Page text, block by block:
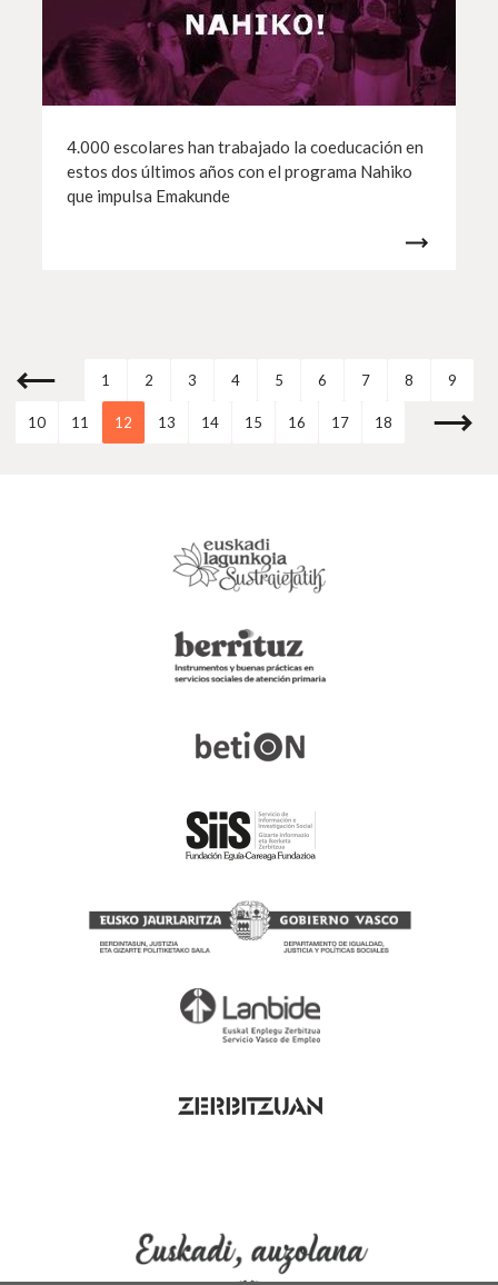
4.000 escolares han trabajado la coeducación en
estos dos últimos años con el programa Nahiko
que impulsa Emakunde
1 2 3 4 5 6 7 8 9
10 11 12 13 14 15 16 17 18